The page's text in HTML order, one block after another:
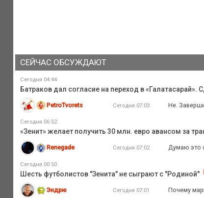
СЕЙЧАС ОБСУЖДАЮТ
Сегодня 04:44
Батраков дал согласие на переход в
PetroTvorets Сегодня 07:03 Не.
Сегодня 06:52
«Зенит» желает получить 30 млн. евро авансом за
Renegade Сегодня 07:02 Думаю это
Сегодня 00:50
Шесть футболистов "Зенита" не сыграют с "Родиной"
Эндрю Сегодня 07:01 Почему